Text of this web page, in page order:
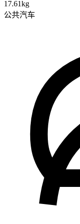
17.61kg
公共汽车